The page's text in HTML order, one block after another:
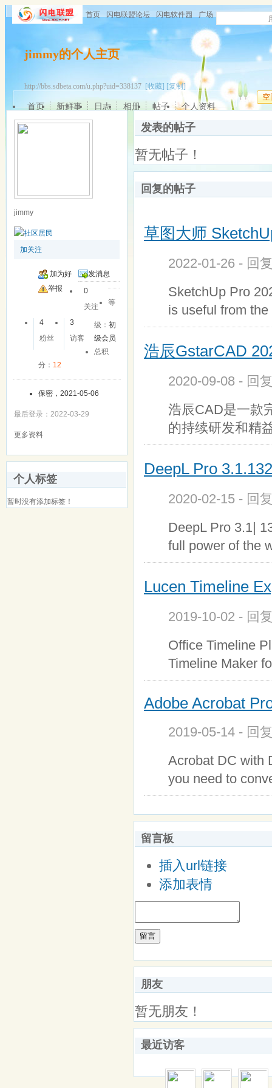
首页 闪电联盟论坛 闪电软件园 广场
jimmy的个人主页
http://bbs.sdbeta.com/u.php?uid=338137 [收藏] [复制]
空
首页 新鲜事 日志 相册 帖子 个人资料
jimmy
加关注
加为好
友
发消息
举报
0
关注
4
粉丝
3
访客
等
级：初
级会员
总积
分： 12
保密，2021-05-06
最后登录：2022-03-29
更多资料
个人标签
暂时没有添加标签！
发表的帖子
暂无帖子！
回复的帖子
草图大师
2022-01-26 - 回
SketchUp Pro
is useful from
浩辰GstarCAD
2020-09-08 - 回
浩辰CAD是一款
的持续研发和精
DeepL Pro
2020-02-15 - 回
DeepL Pro 3.1|
full power of the
Lucen Timeline
2019-10-02 - 回
Office Timeline
Timeline Maker
Adobe Acrobat
2019-05-14 - 回
Acrobat DC with
you need to
留言板
插入url链接
添加表情
留言
朋友
暂无朋友！
最近访客